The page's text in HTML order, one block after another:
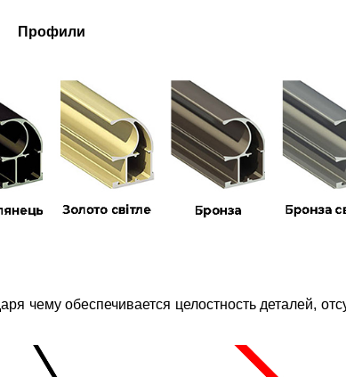
Профили
чему обеспечивается целостность деталей,